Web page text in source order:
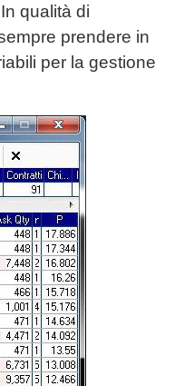
qualità di
prendere in
per la gestione